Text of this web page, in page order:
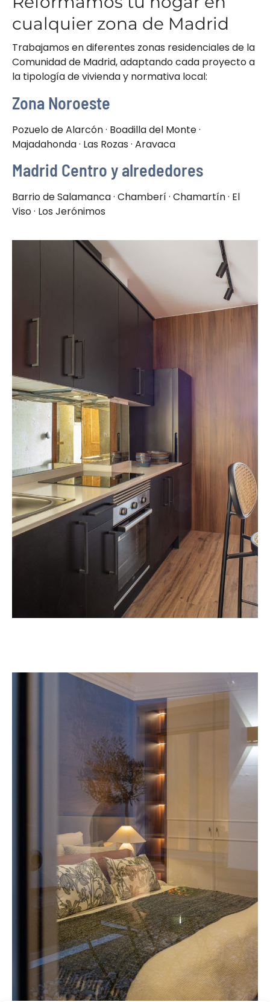
cualquier zona de Madrid
Trabajamos en diferentes zonas residenciales de la
Comunidad de Madrid, adaptando cada proyecto a
la tipología de vivienda y normativa local:
Zona Noroeste
Pozuelo de Alarcón · Boadilla del Monte ·
Majadahonda · Las Rozas · Aravaca
Madrid Centro y alrededores
Barrio de Salamanca · Chamberí · Chamartín · El
Viso · Los Jerónimos